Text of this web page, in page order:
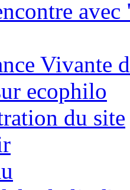
Vivante
ecophilo
du site